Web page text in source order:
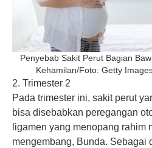
Penyebab Sakit Perut Bagian
Kehamilan/Foto: Getty
2. Trimester 2
Pada trimester ini, sakit perut
bisa disebabkan peregangan
ligamen yang menopang rahim
mengembang, Bunda. Sebagai